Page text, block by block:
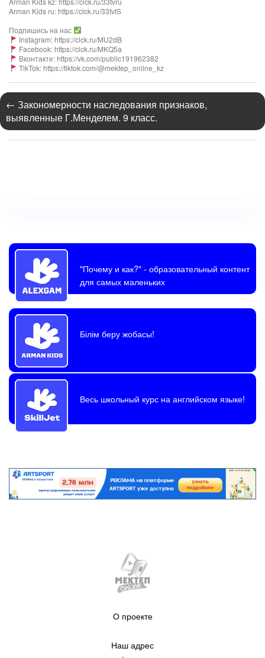
Arman Kids ru: https://clck.ru/33tvtS
Подпишись на нас
Instagram: https://clck.ru/MU2dB
Facebook: https://clck.ru/MKQ5a
Вконтакте: https://vk.com/public191962382
TikTok: https://tiktok.com/@mektep_online_kz
← Закономерности наследования признаков,
выявленные Г.Менделем. 9 класс.
"Почему и как?"- образовательный контент
для самых маленьких
Білім беру жобасы!
Весь школьный курс на английском языке!
О проекте
Наш адрес